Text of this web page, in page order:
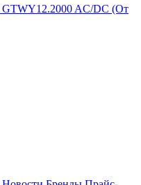
GTWY12.2000 AC/DC (От